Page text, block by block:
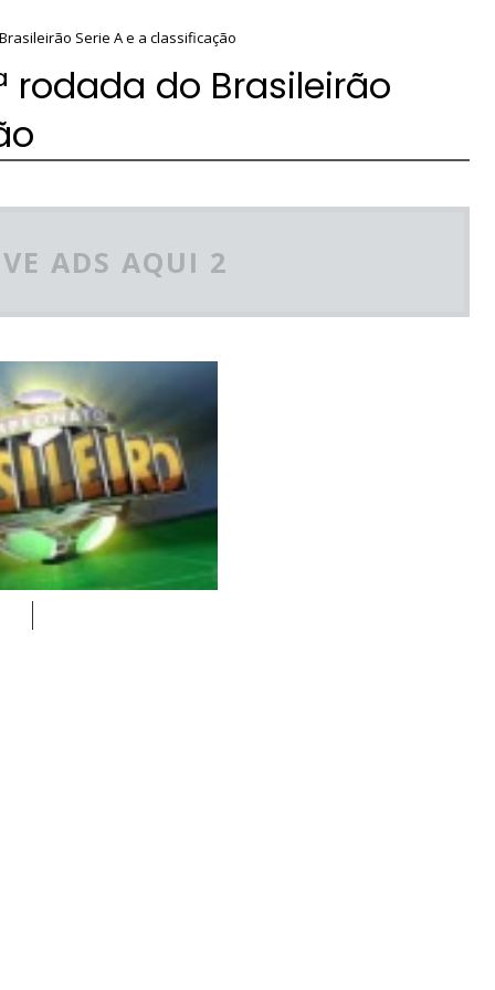
Serie A e a classificação
rodada do Brasileirão
ADS AQUI 2